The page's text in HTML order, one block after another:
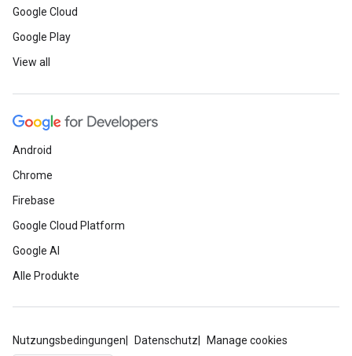
Google Cloud
Google Play
View all
Android
Chrome
Firebase
Google Cloud Platform
Google AI
Alle Produkte
Nutzungsbedingungen Datenschutz Manage cookies